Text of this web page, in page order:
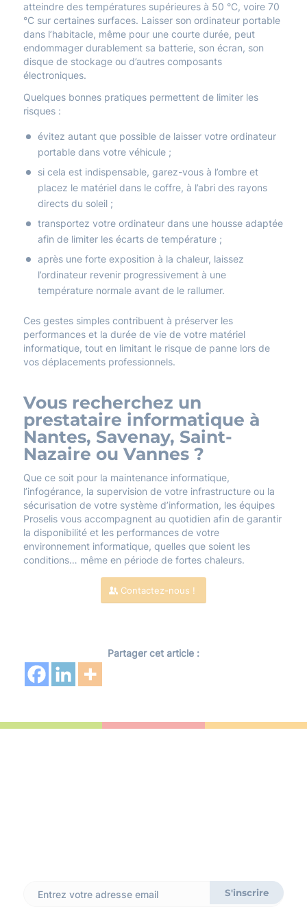
atteindre des températures supérieures à 50 °C, voire 70
°C sur certaines surfaces. Laisser son ordinateur portable
dans l’habitacle, même pour une courte durée, peut
endommager durablement sa batterie, son écran, son
disque de stockage ou d’autres composants
électroniques.
Quelques bonnes pratiques permettent de limiter les
risques :
évitez autant que possible de laisser votre ordinateur
portable dans votre véhicule ;
si cela est indispensable, garez-vous à l’ombre et
placez le matériel dans le coffre, à l’abri des rayons
directs du soleil ;
transportez votre ordinateur dans une housse adaptée
afin de limiter les écarts de température ;
après une forte exposition à la chaleur, laissez
l’ordinateur revenir progressivement à une
température normale avant de le rallumer.
Ces gestes simples contribuent à préserver les
performances et la durée de vie de votre matériel
informatique, tout en limitant le risque de panne lors de
vos déplacements professionnels.
Vous recherchez un
prestataire informatique à
Nantes, Savenay, Saint-
Nazaire ou Vannes ?
Que ce soit pour la maintenance informatique,
l’infogérance, la supervision de votre infrastructure ou la
sécurisation de votre système d’information, les équipes
Proselis vous accompagnent au quotidien afin de garantir
la disponibilité et les performances de votre
environnement informatique, quelles que soient les
conditions… même en période de fortes chaleurs.
Contactez-nous !
Partager cet article :